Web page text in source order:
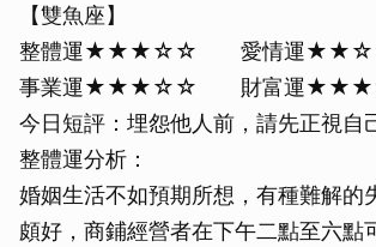
【雙魚座】
整體運★★★☆☆ 愛情運
事業運★★★☆☆ 財富運
今日短評：埋怨他人前，請先正視自
整體運分析：
婚姻生活不如預期所想，有種難解的
頗好，商鋪經營者在下午二點至六點